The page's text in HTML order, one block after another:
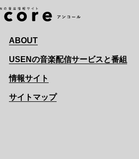
ABOUT
USENの音楽配信サービスと番組
情報サイト
サイトマップ